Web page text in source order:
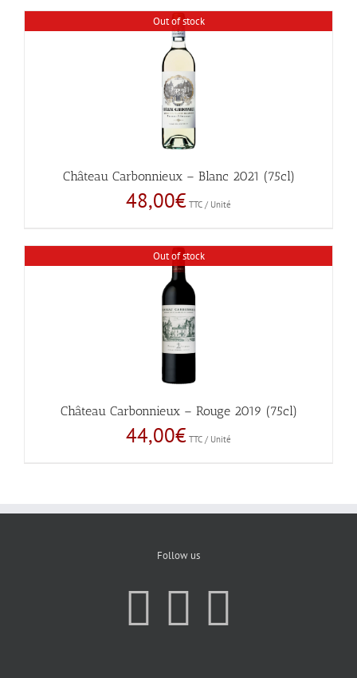
Out of stock
Château Carbonnieux – Blanc 2021 (75cl)
48,00€ TTC / Unité
Out of stock
Château Carbonnieux – Rouge 2019 (75cl)
44,00€ TTC / Unité
Follow us